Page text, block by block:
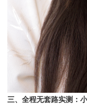
三、全程无套路实测：